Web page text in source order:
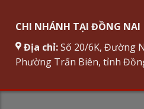
CHI NHÁNH TẠI ĐỒNG NAI
Địa chỉ:Số 20/6K, Đường
Phường Trấn Biên, tỉnh